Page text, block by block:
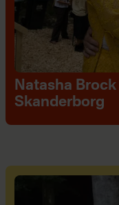
Natasha
Skanderborg